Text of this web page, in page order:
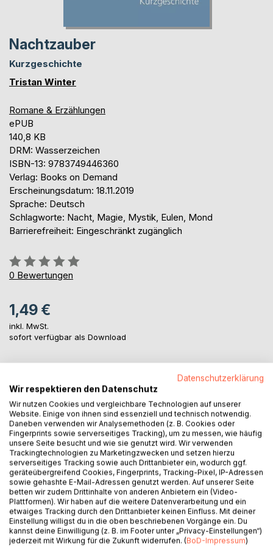
Nachtzauber
Kurzgeschichte
Tristan Winter
Romane & Erzählungen
ePUB
140,8 KB
DRM: Wasserzeichen
ISBN-13: 9783749446360
Verlag: Books on Demand
Erscheinungsdatum: 18.11.2019
Sprache: Deutsch
Schlagworte: Nacht, Magie, Mystik, Eulen, Mond
Barrierefreiheit: Eingeschränkt zugänglich
Bewertung::
0%
0 Bewertungen
1,49 €
inkl. MwSt.
sofort verfügbar als Download
Auf die Merkliste
Titel bewerten
BESCHREIBUNG
Datenschutzerklärung
Wir respektieren den Datenschutz
Wir nutzen Cookies und vergleichbare Technologien auf unserer
Website. Einige von ihnen sind essenziell und technisch notwendig.
Daneben verwenden wir Analysemethoden (z. B. Cookies oder
Fingerprints sowie serverseitiges Tracking), um zu messen, wie häufig
unsere Seite besucht und wie sie genutzt wird. Wir verwenden
Trackingtechnologien zu Marketingzwecken und setzen hierzu
serverseitiges Tracking sowie auch Drittanbieter ein, wodurch ggf.
geräteübergreifend Cookies, Fingerprints, Tracking-Pixel, IP-Adressen
sowie gehashte E-Mail-Adressen genutzt werden. Auf unserer Seite
betten wir zudem Drittinhalte von anderen Anbietern ein (Video-
Plattformen). Wir haben auf die weitere Datenverarbeitung und ein
etwaiges Tracking durch den Drittanbieter keinen Einfluss. Mit deiner
Einstellung willigst du in die oben beschriebenen Vorgänge ein. Du
kannst deine Einwilligung (z. B. im Footer unter „Privacy-Einstellungen“)
jederzeit mit Wirkung für die Zukunft widerrufen. (BoD-Impressum)